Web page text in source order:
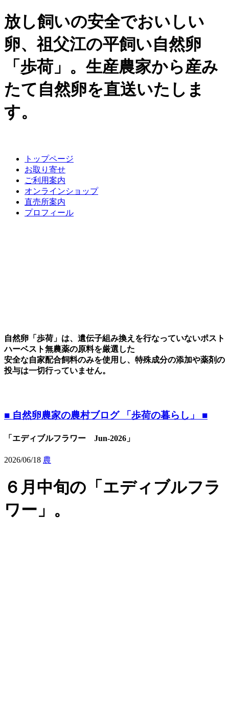
放し飼いの安全でおいしい
卵、祖父江の平飼い自然卵
「歩荷」。生産農家から産み
たて自然卵を直送いたしま
す。
トップページ
お取り寄せ
ご利用案内
オンラインショップ
直売所案内
プロフィール
自然卵「歩荷」は、遺伝子組み換えを行なっていないポスト
ハーベスト無農薬の原料を厳選した
安全な自家配合飼料のみを使用し、特殊成分の添加や薬剤の
投与は一切行っていません。
■ 自然卵農家の農村ブログ 「歩荷の暮らし」 ■
「エディブルフラワー Jun-2026」
2026/06/18 農
６月中旬の「エディブルフラ
ワー」。